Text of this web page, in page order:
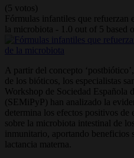
(5 votos)
Fórmulas infantiles que refuerzan
la microbiota - 1.0 out of 5 based
A partir del concepto
de los bióticos, los especialistas
Workshop de Sociedad Española
(SEMiPyP) han analizado la
determina los efectos positivos de
sobre la microbiota intestinal de
inmunitario, aportando
lactancia materna.